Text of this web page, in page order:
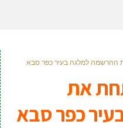
ההרשמה למלגה בעיר כפר סבא
את
כפר סבא